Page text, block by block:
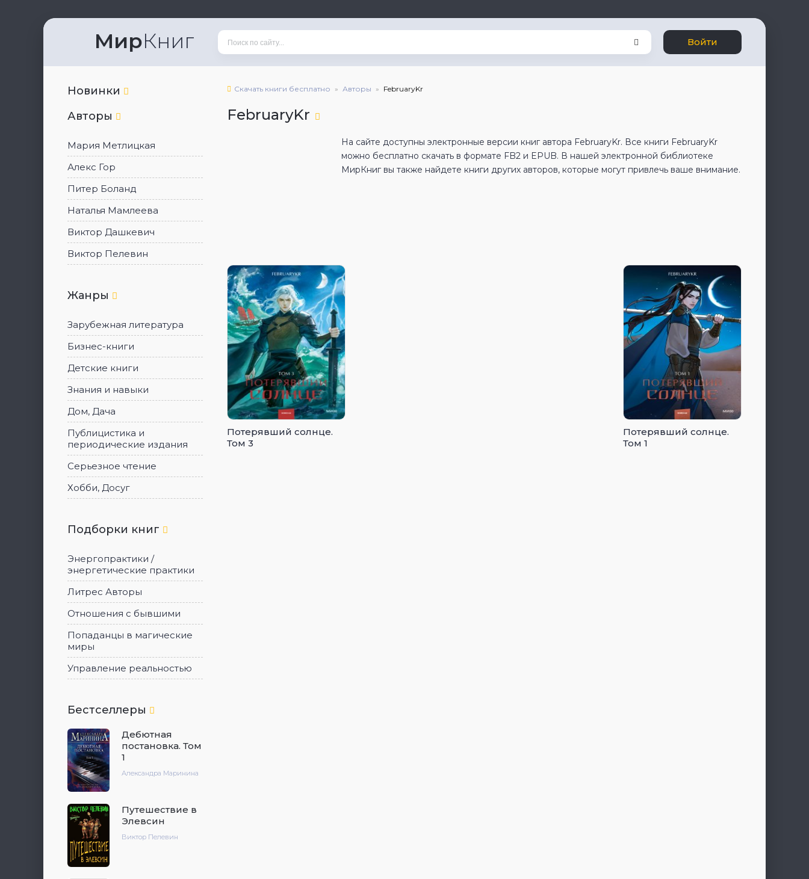
МирКниг Войти
Новинки
Авторы
Мария Метлицкая
Алекс Гор
Питер Боланд
Наталья Мамлеева
Виктор Дашкевич
Виктор Пелевин
Жанры
Зарубежная литература
Бизнес-книги
Детские книги
Знания и навыки
Дом, Дача
Публицистика и
периодические издания
Серьезное чтение
Хобби, Досуг
Подборки книг
Энергопрактики /
энергетические практики
Литрес Авторы
Отношения с бывшими
Попаданцы в магические
миры
Управление реальностью
Бестселлеры
Дебютная
постановка. Том
1
Александра Маринина
Путешествие в
Элевсин
Виктор Пелевин
Скачать книги бесплатно Авторы FebruaryKr
FebruaryKr
На сайте доступны электронные версии книг автора FebruaryKr. Все книги FebruaryKr
можно бесплатно скачать в формате FB2 и EPUB. В нашей электронной библиотеке
МирКниг вы также найдете книги других авторов, которые могут привлечь ваше внимание.
Потерявший солнце.
Том 3
Потерявший солнце.
Том 1